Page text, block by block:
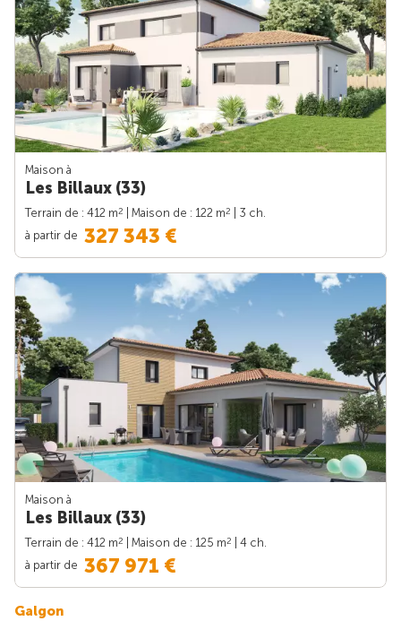
Maison à
Les Billaux (33)
Terrain de : 412 m2 | Maison de : 122 m2
| 3 ch.
à partir de 327 343 €
Maison à
Les Billaux (33)
Terrain de : 412 m2 | Maison de : 125 m2
| 4 ch.
à partir de 367 971 €
Galgon